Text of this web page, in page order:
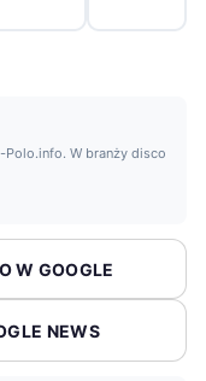
Polo.info. W branży disco
W GOOGLE
NEWS